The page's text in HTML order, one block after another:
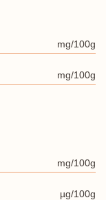
mg/100g
mg/100g
mg/100g
µg/100g